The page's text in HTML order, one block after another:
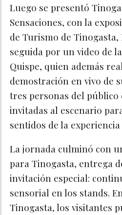
Luego se presentó
Sensaciones, con la
de Turismo de
seguida por un video de
Quispe, quien además
demostración en vivo de
tres personas del público
invitadas al escenario
sentidos de la
La jornada culminó con
para Tinogasta, entrega
invitación especial:
sensorial en los stands.
Tinogasta, los visitantes